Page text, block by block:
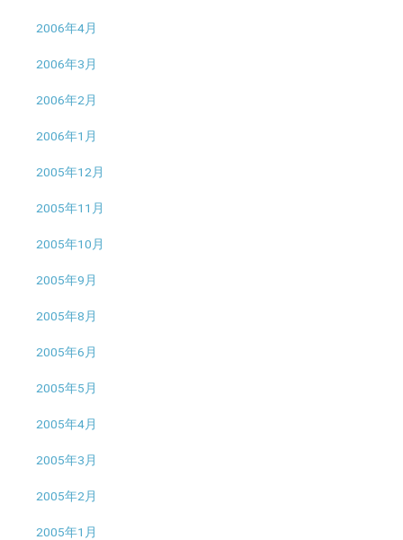
2006年4月
2006年3月
2006年2月
2006年1月
2005年12月
2005年11月
2005年10月
2005年9月
2005年8月
2005年6月
2005年5月
2005年4月
2005年3月
2005年2月
2005年1月